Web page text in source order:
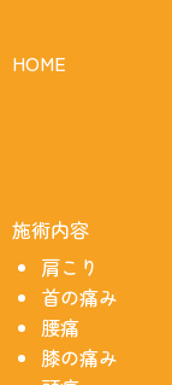
HOME
施術内容
肩こり
首の痛み
腰痛
膝の痛み